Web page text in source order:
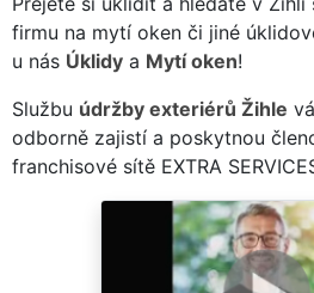
firmu na mytí oken či jiné
u nás Úklidy a Mytí oken!
Službu údržby exteriérů Žihle
odborně zajistí a poskytnou
franchisové sítě EXTRA